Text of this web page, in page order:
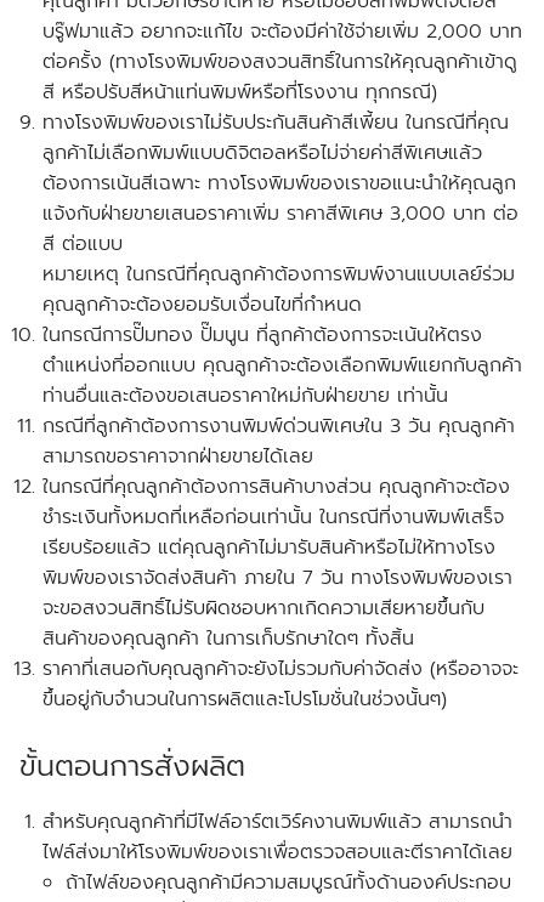
บรู๊ฟมาแล้ว อยากจะแก้ไข จะต้องมีค่าใช้จ่ายเพิ่ม 2,000 บาท
ต่อครั้ง(ทางโรงพิมพ์ของสงวนสิทธิ์ในการให้คุณลูกค้าเข้าดู
สี หรือปรับสีหน้าแท่นพิมพ์หรือที่โรงงาน ทุกกรณี)
ทางโรงพิมพ์ของเราไม่รับประกันสินค้าสีเพี้ยน ในกรณีที่คุณ
ลูกค้าไม่เลือกพิมพ์แบบดิจิตอลหรือไม่จ่ายค่าสีพิเศษแล้ว
ต้องการเน้นสีเฉพาะ ทางโรงพิมพ์ของเราขอแนะนำให้คุณลูก
แจ้งกับฝ่ายขายเสนอราคาเพิ่ม ราคาสีพิเศษ 3,000 บาท ต่อ
สี ต่อแบบ
หมายเหตุ ในกรณีที่คุณลูกค้าต้องการพิมพ์งานแบบเลย์ร่วม
คุณลูกค้าจะต้องยอมรับเงื่อนไขที่กำหนด
ในกรณีการปั๊มทอง ปั๊มนูน ที่ลูกค้าต้องการจะเน้นให้ตรง
ตำแหน่งที่ออกแบบ คุณลูกค้าจะต้องเลือกพิมพ์แยกกับลูกค้า
ท่านอื่นและต้องขอเสนอราคาใหม่กับฝ่ายขาย เท่านั้น
กรณีที่ลูกค้าต้องการงานพิมพ์ด่วนพิเศษใน 3 วัน คุณลูกค้า
สามารถขอราคาจากฝ่ายขายได้เลย
ในกรณีที่คุณลูกค้าต้องการสินค้าบางส่วน คุณลูกค้าจะต้อง
ชำระเงินทั้งหมดที่เหลือก่อนเท่านั้น ในกรณีที่งานพิมพ์เสร็จ
เรียบร้อยแล้ว แต่คุณลูกค้าไม่มารับสินค้าหรือไม่ให้ทางโรง
พิมพ์ของเราจัดส่งสินค้า ภายใน 7 วัน ทางโรงพิมพ์ของเรา
จะขอสงวนสิทธิ์ไม่รับผิดชอบหากเกิดความเสียหายขึ้นกับ
สินค้าของคุณลูกค้า ในการเก็บรักษาใดๆ ทั้งสิ้น
ราคาที่เสนอกับคุณลูกค้าจะยังไม่รวมกับค่าจัดส่ง(หรืออาจจะ
ขึ้นอยู่กับจำนวนในการผลิตและโปรโมชั่นในช่วงนั้นๆ)
ขั้นตอนการสั่งผลิต
สำหรับคุณลูกค้าที่มีไฟล์อาร์ตเวิร์คงานพิมพ์แล้ว สามารถนำ
ไฟล์ส่งมาให้โรงพิมพ์ของเราเพื่อตรวจสอบและตีราคาได้เลย
ถ้าไฟล์ของคุณลูกค้ามีความสมบูรณ์ทั้งด้านองค์ประกอบ